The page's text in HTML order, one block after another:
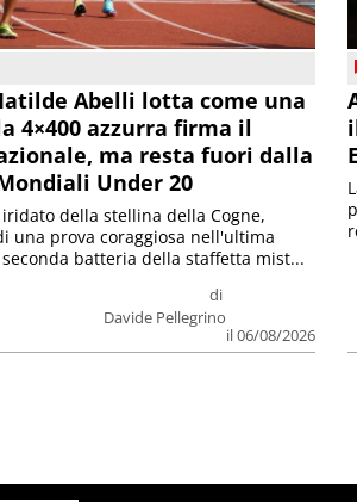
Abelli lotta come una
4×400 azzurra firma il
ma resta fuori dalla
Under 20
di
Davide Pellegrino
il 06/08/2026
della stellina della Cogne,
una prova coraggiosa nell'ultima
batteria della staffetta mist...